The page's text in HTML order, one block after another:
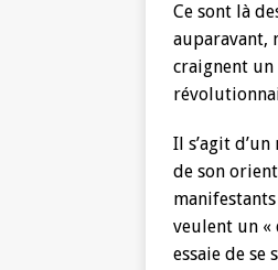
Ce sont là
auparavant,
craignent un
Il s’agit
de son
veulent un «
essaie de se